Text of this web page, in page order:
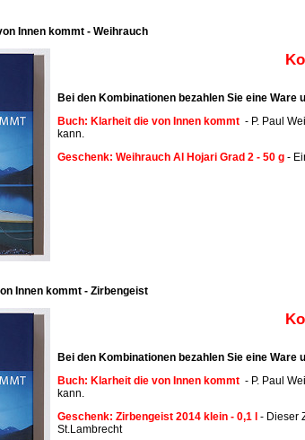
Innen kommt - Weihrauch
Bei den Kombinationen bezahlen Sie eine Ware
Buch: Klarheit die von Innen kommt - P. Paul
kann.
Geschenk: Weihrauch Al Hojari Grad 2 - 50 g -
Innen kommt - Zirbengeist
Bei den Kombinationen bezahlen Sie eine Ware
Buch: Klarheit die von Innen kommt - P. Paul
kann.
Geschenk: Zirbengeist 2014 klein - 0,1 l - Dieser
St.Lambrecht